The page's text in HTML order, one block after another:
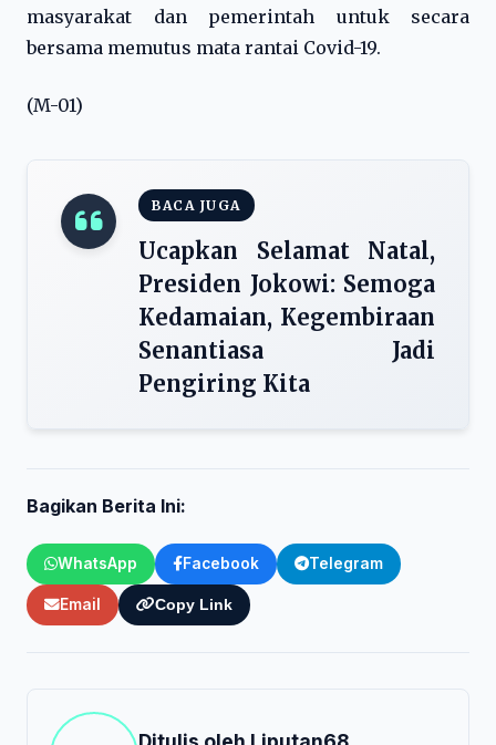
masyarakat dan pemerintah untuk secara
bersama memutus mata rantai Covid-19.
(M-01)
BACA JUGA
Ucapkan Selamat Natal,
Presiden Jokowi: Semoga
Kedamaian, Kegembiraan
Senantiasa Jadi
Pengiring Kita
Bagikan Berita Ini:
WhatsApp Facebook Telegram
Email Copy Link